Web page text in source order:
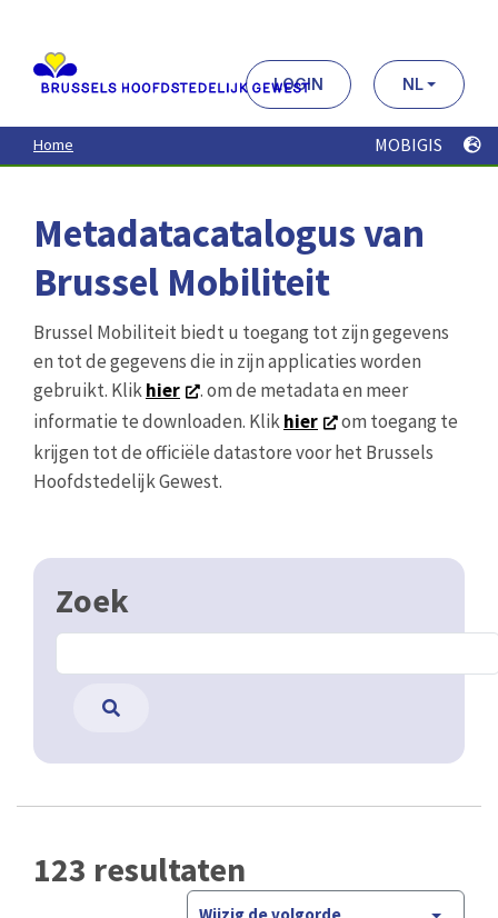
contenu
principal
LOGIN NL
Home MOBIGIS
Metadatacatalogus van
Brussel Mobiliteit
Brussel Mobiliteit biedt u toegang tot zijn gegevens
en tot de gegevens die in zijn applicaties worden
gebruikt. Klikhier
. om de metadata en meer
informatie te downloaden. Klikhier
om toegang te
krijgen tot de officiële datastore voor het Brussels
Hoofdstedelijk Gewest.
Zoek
123 resultaten